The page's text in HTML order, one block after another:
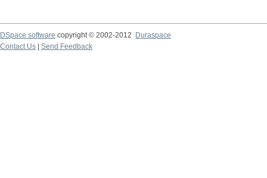
DSpace software copyright © 2002-2012
Duraspace
Contact Us
Send Feedback